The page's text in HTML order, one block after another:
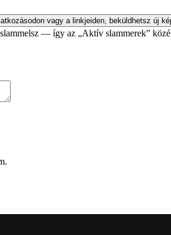
vagy a linkjeiden, beküldhetsz új
— így az „Aktív slammerek”